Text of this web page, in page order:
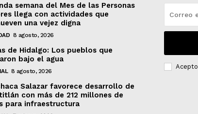
semana del Mes de las Personas
llega con actividades que
una vejez digna
8 agosto, 2026
de Hidalgo: Los pueblos que
bajo el agua
8 agosto, 2026
Salazar favorece desarrollo de
con más de 212 millones de
para infraestructura
Acepto